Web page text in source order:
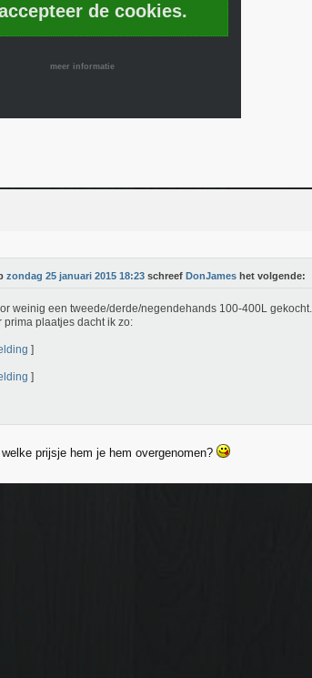
de cookies.
meer informatie
zondag 25 januari 2015 18:23 schreef DonJames het volgende:
weinig een tweede/derde/negendehands 100-400L
prima plaatjes dacht ik zo:
]
]
prijsje hem je hem overgenomen?